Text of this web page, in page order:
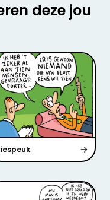
deze jou